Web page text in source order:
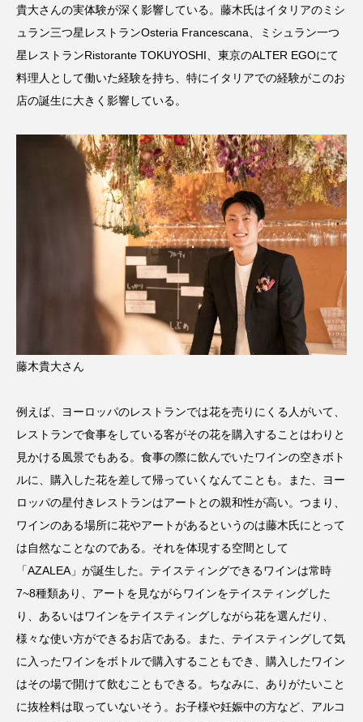
貴大さんの実体験が深く影響している。藤木氏はイタリアのミシ
ュラン三つ星レストランOsteria Francescana、ミシュラン一つ
星レストランRistorante TOKUYOSHI、東京のALTER EGOにて
料理人として働いた経験を持ち、特にイタリアでの経験がこのお
店の誕生に大きく影響している。
藤木貴大さん
例えば、ヨーロッパのレストランでは花を売りにくる人がいて、
レストランで食事をしている客がその花を購入することはわりと
見かける風景でもある。食事の際に飲んでいたワインの空きボト
ルに、購入した花を差して帰っていくなんてことも。また、ヨー
ロッパの星付きレストランはアートとの親和性が高い。つまり、
ワインのある場所に花やアートがあるというのは藤木氏にとって
は自然なことなのである。それを体現する空間として
「AZALEA」が誕生した。テイスティングできるワインは常時
7~8種類あり、アートを見ながらワインをテイスティングした
り、あるいはワインをテイスティングしながら花を選んだり、
様々な使い方ができるお店である。また、テイスティングして気
に入ったワインをボトルで購入することもでき、購入したワイン
はその場で開けて飲むこともできる。ちなみに、ありがたいこと
に抜栓料は取っていないそう。お子様や妊娠中の方など、アルコ